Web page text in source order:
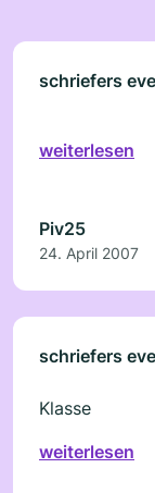
schriefers
weiterlesen
Piv25
24. April 2007
schriefers
Klasse
weiterlesen